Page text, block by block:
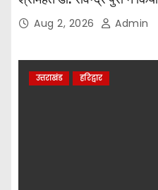
Aug 2, 2026 Admin
उत्तराखंड हरिद्वार